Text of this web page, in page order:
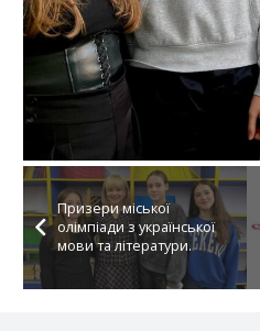
Призери міської
олімпіади з української
мови та літератури.